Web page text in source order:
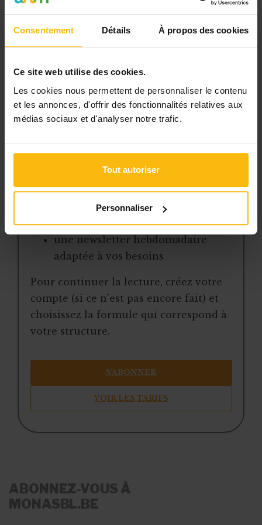
Consentement Détails À propos des cookies
Ce site web utilise des cookies.
Les cookies nous permettent de personnaliser le contenu
et les annonces, d'offrir des fonctionnalités relatives aux
médias sociaux et d'analyser notre trafic.
Tout autoriser
Personnaliser
pratiques et à une expertise actualisée
pour gérer efficacement votre ASBL.
Avec votre abonnement, vous
bénéficiez de :
l’accès libre à l’ensemble des
contenus du site
des articles, dossiers et conseils
pratiques régulièrement mis à jour
jurisprudence
une boîte à outils avec des
modèles et ressources
téléchargeables
une newsletter hebdomadaire
adaptée à vos besoins
Pour continuer la lecture, créez votre
compte (si ce n’est pas encore fait) et
choisissez la formule qui correspond à
votre structure.
S’ABONNER
VOIR LES TARIFS
ABONNEZ-VOUS À
MONASBL.BE